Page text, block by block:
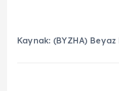
Kaynak: (BYZHA) Beyaz